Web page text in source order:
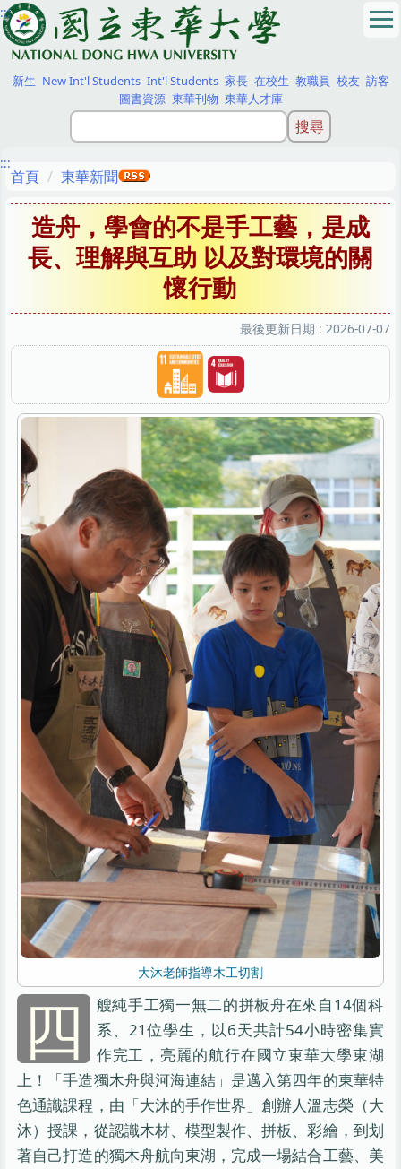
跳
到
主
要
內
:::
新生 New Int'l Students Int'l Students 家長 在校生 教職員 校友 訪客
圖書資源 東華刊物 東華人才庫
:::
首頁 東華新聞
造舟，學會的不是手工藝，是成
長、理解與互助 以及對環境的關
懷行動
最後更新日期 : 2026-07-07
大沐老師指導木工切割
四
艘純手工獨一無二的拼板舟在來自14個科
系、21位學生，以6天共計54小時密集實
作完工，亮麗的航行在國立東華大學東湖
上！「手造獨木舟與河海連結」是邁入第四年的東華特
色通識課程，由「大沐的手作世界」創辦人溫志榮（大
沐）授課，從認識木材、模型製作、拼板、彩繪，到划
著自己打造的獨木舟航向東湖，完成一場結合工藝、美